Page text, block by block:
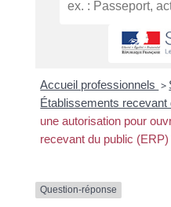
Accueil professionnels >
Établissements recevant
une autorisation pour
recevant du public (ERP)
Question-réponse